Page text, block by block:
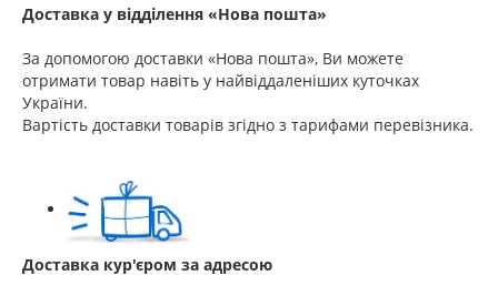
Доставка у відділення «Нова пошта»
За допомогою доставки «Нова пошта», Ви можете
отримати товар навіть у найвіддаленіших куточках
України.
Вартість доставки товарів згідно з тарифами перевізника.
Доставка кур'єром за адресою